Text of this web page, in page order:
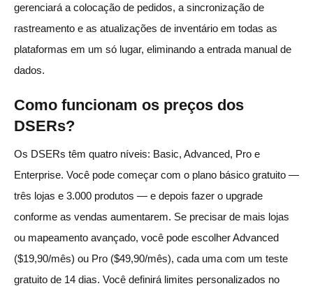
gerenciará a colocação de pedidos, a sincronização de
rastreamento e as atualizações de inventário em todas as
plataformas em um só lugar, eliminando a entrada manual de
dados.
Como funcionam os preços dos
DSERs?
Os DSERs têm quatro níveis: Basic, Advanced, Pro e
Enterprise. Você pode começar com o plano básico gratuito —
três lojas e 3.000 produtos — e depois fazer o upgrade
conforme as vendas aumentarem. Se precisar de mais lojas
ou mapeamento avançado, você pode escolher Advanced
($19,90/mês) ou Pro ($49,90/mês), cada uma com um teste
gratuito de 14 dias. Você definirá limites personalizados no